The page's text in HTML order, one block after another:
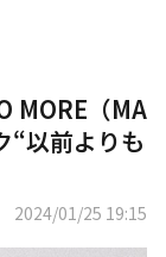
MORE（MA
“以前よりも
2024/01/25 19:15